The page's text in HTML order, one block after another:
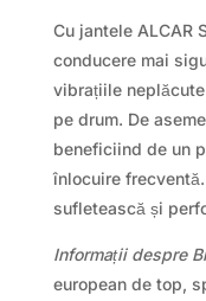
Cu jantele ALCAR
conducere mai
vibrațiile
pe drum. De
beneficiind de un
înlocuire
sufletească și
Informații despre
european de top,